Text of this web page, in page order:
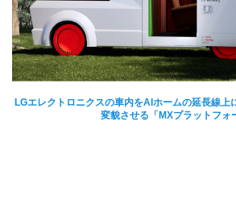
LGエレクトロニクスの車内をAIホームの延長線上
変貌させる「MXプラットフォ